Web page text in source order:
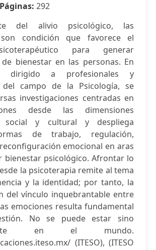
292
del alivio psicológico, las
son condición que favorece el
para generar
bienestar en las personas. En
dirigido a profesionales y
del campo de la Psicología, se
investigaciones centradas en
desde las dimensiones
social y cultural y despliega
de trabajo, regulación,
emocional en aras
bienestar psicológico. Afrontar lo
la psicoterapia remite al tema
y la identidad; por tanto, la
del vínculo inquebrantable entre
emociones resulta fundamental
No se puede estar sino
en el mundo.
(ITESO), (ITESO